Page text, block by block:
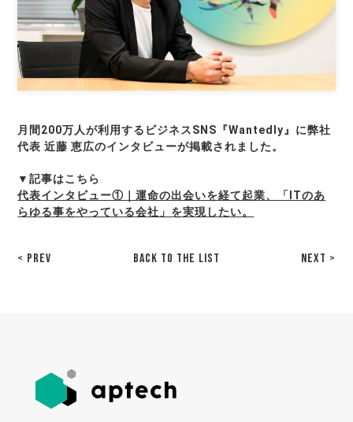
月間200万人が利用するビジネスSNS『Wantedly』に弊社
代表 近藤 恵広のインタビューが掲載されました。
▼記事はこちら
代表インタビュー①｜運命の出会いを経て起業、「ITのあ
らゆる事をやっている会社」を実現したい。
< PREV BACK TO THE LIST NEXT >